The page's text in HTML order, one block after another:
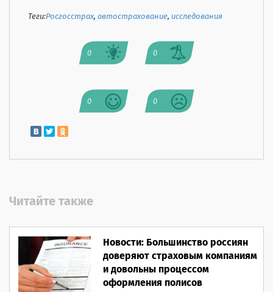
Теги:Росгосстрах,автострахование, исследования
0 0
0 0
Читайте также
Новости: Большинство россиян
доверяют страховым компаниям
и довольны процессом
оформления полисов